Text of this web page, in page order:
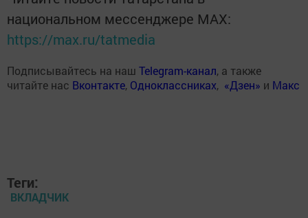
национальном мессенджере MАХ:
https://max.ru/tatmedia
Подписывайтесь на наш Telegram-канал, а также
читайте нас Вконтакте, Одноклассниках, «Дзен» и Макс
Теги:
ВКЛАДЧИК